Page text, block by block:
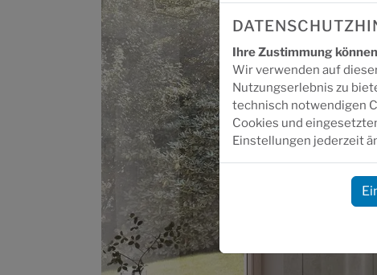
Ihre Zustimmung
Wir verwenden auf
Nutzungserlebnis zu
technisch notwendigen
Cookies und
Einstellungen jederzeit